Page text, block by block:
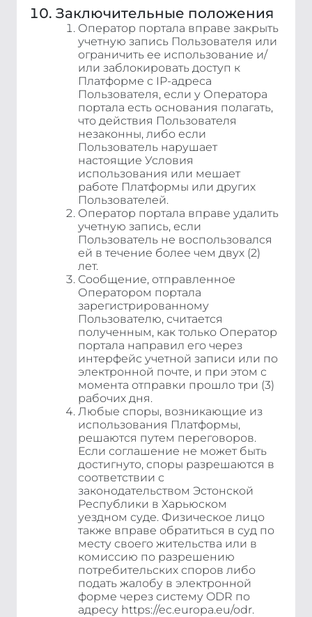
Заключительные положения
Оператор портала вправе закрыть
учетную запись Пользователя или
ограничить ее использование и/
или заблокировать доступ к
Платформе с IP-адреса
Пользователя, если у Оператора
портала есть основания полагать,
что действия Пользователя
незаконны, либо если
Пользователь нарушает
настоящие Условия
использования или мешает
работе Платформы или других
Пользователей.
Оператор портала вправе удалить
учетную запись, если
Пользователь не воспользовался
ей в течение более чем двух (2)
лет.
Сообщение, отправленное
Оператором портала
зарегистрированному
Пользователю, считается
полученным, как только Оператор
портала направил его через
интерфейс учетной записи или по
электронной почте, и при этом с
момента отправки прошло три (3)
рабочих дня.
Любые споры, возникающие из
использования Платформы,
решаются путем переговоров.
Если соглашение не может быть
достигнуто, споры разрешаются в
соответствии с
законодательством Эстонской
Республики в Харьюском
уездном суде. Физическое лицо
также вправе обратиться в суд по
месту своего жительства или в
комиссию по разрешению
потребительских споров либо
подать жалобу в электронной
форме через систему ODR по
адресу https://ec.europa.eu/odr.